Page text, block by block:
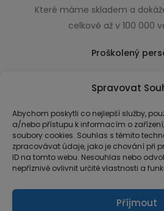
Spravovat
Abychom poskytli co nejlepší služby,
a/nebo přístupu k informacím o
soubory cookies. Souhlas s těmito
zpracovávat údaje, jako je chování při
ID na tomto webu. Nesouhlas nebo
nepříznivě ovlivnit určité vlastnosti a
Příjmout
Které máme skladem a
celkově až v 100 000
Proškolený
usnadňující